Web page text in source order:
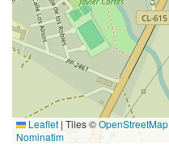
Leaflet | Tiles ©OpenStreetMap
Nominatim